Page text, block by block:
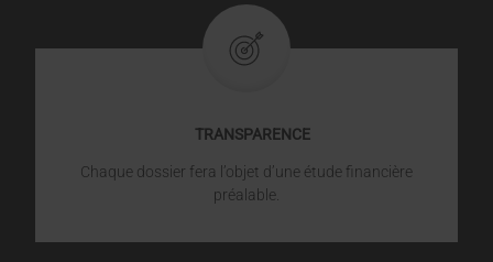
TRANSPARENCE
Chaque dossier fera l’objet d’une étude financière
préalable.